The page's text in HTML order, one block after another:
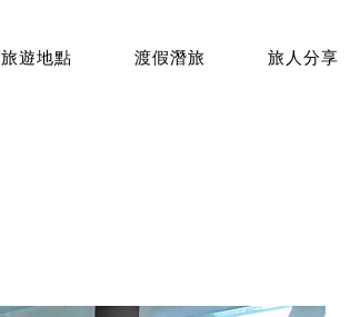
旅遊地點 渡假潛旅 旅人分享